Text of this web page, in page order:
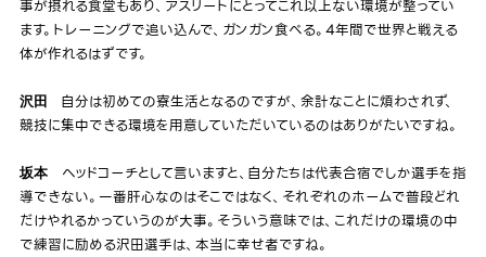
事が摂れる食堂もあり、アスリートにとってこれ以上ない環境が整ってい
ます。トレーニングで追い込んで、ガンガン食べる。4年間で世界と戦える
体が作れるはずです。
沢田
自分は初めての寮生活となるのですが、余計なことに煩わされず、
競技に集中できる環境を用意していただいているのはありがたいですね。
坂本ヘッドコーチとして言いますと、自分たちは代表合宿でしか選手を指
導できない。一番肝心なのはそこではなく、それぞれのホームで普段どれ
だけやれるかっていうのが大事。そういう意味では、これだけの環境の中
で練習に励める沢田選手は、本当に幸せ者ですね。